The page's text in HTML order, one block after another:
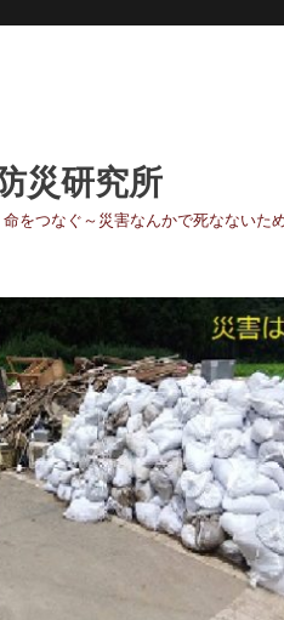
災研究所
をつなぐ～災害なんかで死なないた